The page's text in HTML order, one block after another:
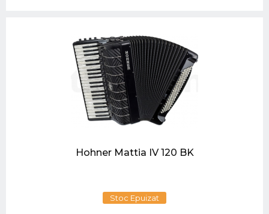
Hohner Mattia IV 120 BK
Stoc Epuizat